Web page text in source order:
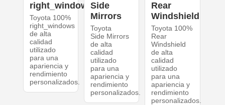
right_windows
Toyota 100%
right_windows
de alta
calidad
utilizado
para una
apariencia y
rendimiento
personalizados.
Side
Mirrors
Toyota
Side Mirrors
de alta
calidad
utilizado
para una
apariencia y
rendimiento
personalizados.
Rear
Windshield
Toyota 100%
Rear
Windshield
de alta
calidad
utilizado
para una
apariencia y
rendimiento
personalizados.